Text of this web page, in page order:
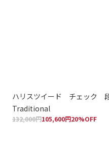
ハリスツイード チェック
Traditional
132,000円105,600円20%OFF